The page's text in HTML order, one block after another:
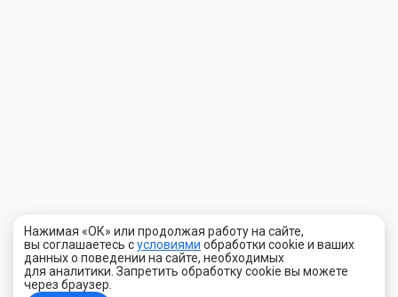
Нажимая «ОК» или продолжая работу на сайте,
вы соглашаетесь сусловиями обработки cookie и ваших
данных о поведении на сайте, необходимых
для аналитики. Запретить обработку cookie вы можете
через браузер.